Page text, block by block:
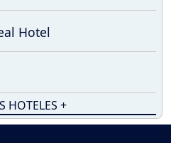
Hotel
HOTELES +